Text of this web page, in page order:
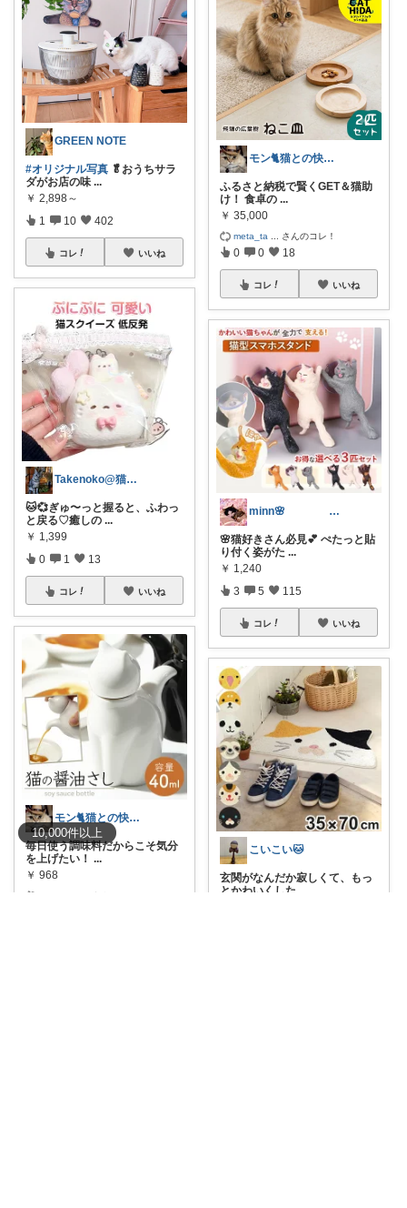
10,000件以上
GREEN NOTE
#オリジナル写真 🥬おうちサラ
ダがお店の味 ...
￥ 2,898～
1 10 402
コレ いいね
Takenoko@猫関連グッズ中心です！
🐱💞ぎゅ〜っと握ると、ふわっ
と戻る♡癒しの ...
￥ 1,399
0 1 13
コレ いいね
モン🐈猫との快適な暮らし
毎日使う調味料だからこそ気分
を上げたい！ ...
￥ 968
さんのコレ！
モン🐈猫との快適な暮らし
ふるさと納税で賢くGET＆猫助
け！ 食卓の ...
￥ 35,000
meta_ta さんのコレ！
0 0 18
コレ いいね
minn🌸 358
🌸猫好きさん必見💕 ぺたっと貼
り付く姿がた ...
￥ 1,240
3 5 115
コレ いいね
こいこい🐱
玄関がなんだか寂しくて、もっ
とかわいくした